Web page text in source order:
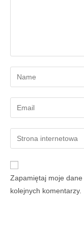
Zapamiętaj moje
kolejnych komentarzy.